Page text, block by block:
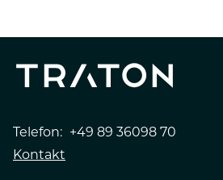
Telefon: +49 89 36098 70
Kontakt